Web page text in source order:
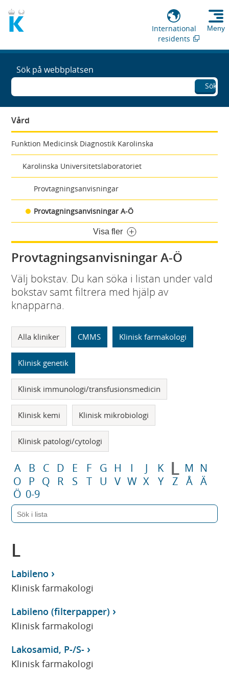
International
residents
Meny
Sök på webbplatsen
Sök
Vård
Funktion Medicinsk Diagnostik Karolinska
Karolinska Universitetslaboratoriet
Provtagningsanvisningar
Provtagningsanvisningar A-Ö
Visa fler
Provtagningsanvisningar A-Ö
Välj bokstav. Du kan söka i listan under vald
bokstav samt filtrera med hjälp av
knapparna.
Alla kliniker CMMS Klinisk farmakologi
Klinisk genetik
Klinisk immunologi/transfusionsmedicin
Klinisk kemi Klinisk mikrobiologi
Klinisk patologi/cytologi
A B C D E F G H I J K L M N
O
P Q R S T U V W X Y Z Å Ä
Ö 0-9
L
Labileno
Klinisk farmakologi
Labileno (filterpapper)
Klinisk farmakologi
Lakosamid, P-/S-
Klinisk farmakologi